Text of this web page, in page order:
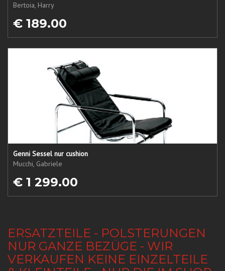
Bertoia, Harry
€ 189.00
Genni Sessel nur cushion
Mucchi, Gabriele
€ 1 299.00
ERSATZTEILE - POLSTERUNGEN
NUR GANZE BEZÜGE - WIR
VERKAUFEN KEINE EINZELTEILE